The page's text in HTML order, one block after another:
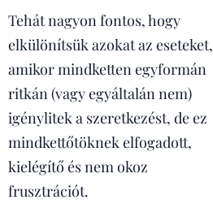
Tehát nagyon fontos, hogy
elkülönítsük azokat az eseteket,
amikor mindketten egyformán
ritkán (vagy egyáltalán nem)
igénylitek a szeretkezést, de ez
mindkettőtöknek elfogadott,
kielégítő és nem okoz
frusztrációt.